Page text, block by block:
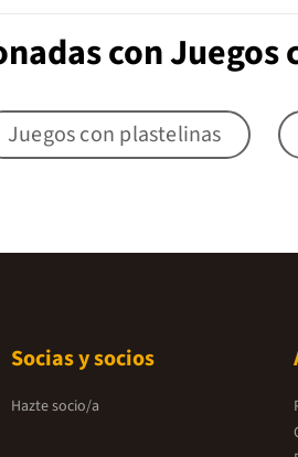
con Juegos
Juegos con plastelinas
Socias y socios
Hazte socio/a